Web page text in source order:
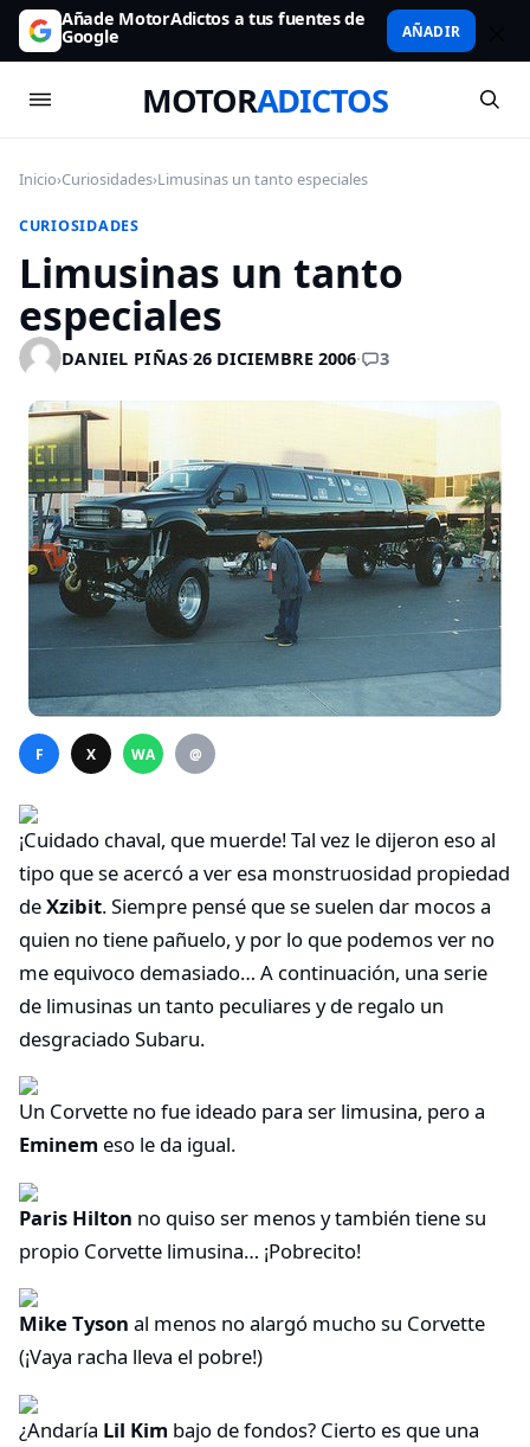
Añade MotorAdictos a tus fuentes de
Google AÑADIR
MOTORADICTOS
Inicio›Curiosidades›Limusinas un tanto especiales
CURIOSIDADES
Limusinas un tanto
especiales
DANIEL PIÑAS·26 DICIEMBRE 2006· 3
F X WA @
¡Cuidado chaval, que muerde! Tal vez le dijeron eso al
tipo que se acercó a ver esa monstruosidad propiedad
deXzibit. Siempre pensé que se suelen dar mocos a
quien no tiene pañuelo, y por lo que podemos ver no
me equivoco demasiado… A continuación, una serie
de limusinas un tanto peculiares y de regalo un
desgraciado Subaru.
Un Corvette no fue ideado para ser limusina, pero a
Eminem eso le da igual.
Paris Hilton no quiso ser menos y también tiene su
propio Corvette limusina… ¡Pobrecito!
Mike Tyson al menos no alargó mucho su Corvette
(¡Vaya racha lleva el pobre!)
¿Andaría Lil Kim bajo de fondos? Cierto es que una